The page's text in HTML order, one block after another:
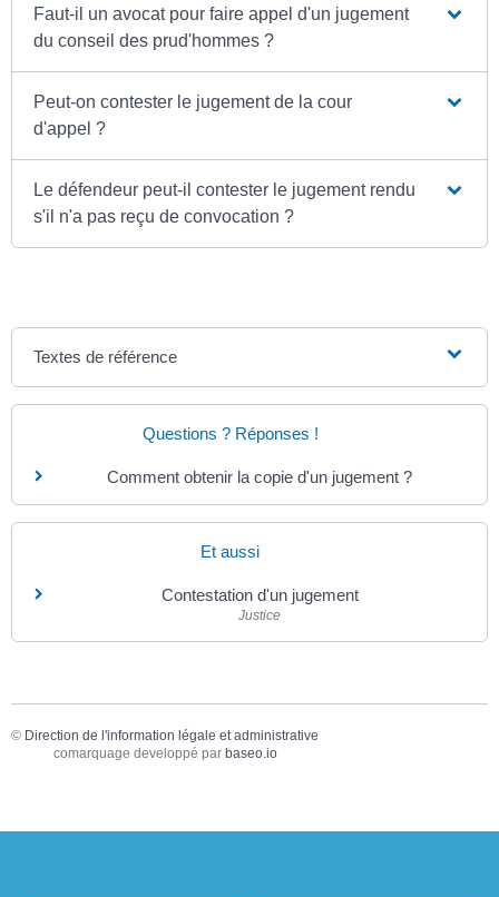
Faut-il un avocat pour faire appel d'un jugement
du conseil des prud'hommes ?
Peut-on contester le jugement de la cour
d'appel ?
Le défendeur peut-il contester le jugement rendu
s'il n'a pas reçu de convocation ?
Textes de référence
Questions ? Réponses !
Comment obtenir la copie d'un jugement ?
Et aussi
Contestation d'un jugement
Justice
© Direction de l'information légale et administrative
comarquage developpé par baseo.io